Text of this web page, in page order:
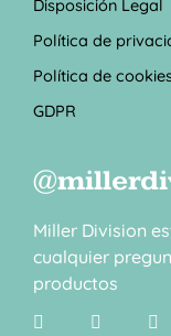
Disposición Legal
Política de
Política de
GDPR
Miller Division
cualquier
productos